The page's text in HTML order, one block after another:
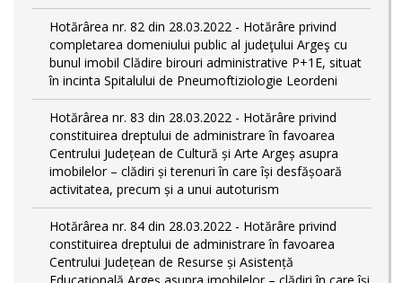
Hotărârea nr. 82 din 28.03.2022 - Hotărâre privind
completarea domeniului public al judeţului Argeş cu
bunul imobil Clădire birouri administrative P+1E, situat
în incinta Spitalului de Pneumoftiziologie Leordeni
Hotărârea nr. 83 din 28.03.2022 - Hotărâre privind
constituirea dreptului de administrare în favoarea
Centrului Județean de Cultură și Arte Argeș asupra
imobilelor – clădiri și terenuri în care își desfășoară
activitatea, precum și a unui autoturism
Hotărârea nr. 84 din 28.03.2022 - Hotărâre privind
constituirea dreptului de administrare în favoarea
Centrului Județean de Resurse și Asistență